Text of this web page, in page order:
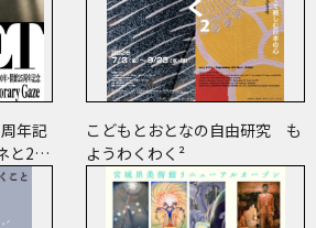
年記
と21
こどもとおとなの自由研究 も
ようわくわく²